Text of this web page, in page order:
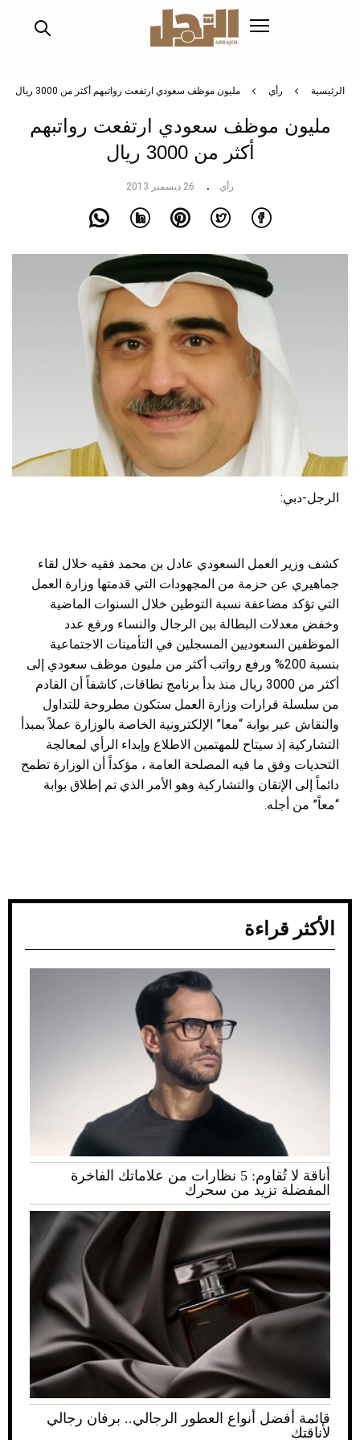
الرئيسية رأي مليون موظف سعودي ارتفعت رواتبهم أكثر من 3000 ريال
مليون موظف سعودي ارتفعت رواتبهم
أكثر من 3000 ريال
رأي 26 ديسمبر 2013
الرجل-دبي:
كشف وزير العمل السعودي عادل بن محمد فقيه خلال لقاء
جماهيري عن حزمة من المجهودات التي قدمتها وزارة العمل
التي تؤكد مضاعفة نسبة التوطين خلال السنوات الماضية
وخفض معدلات البطالة بين الرجال والنساء ورفع عدد
الموظفين السعوديين المسجلين في التأمينات الاجتماعية
بنسبة 200% ورفع رواتب أكثر من مليون موظف سعودي إلى
أكثر من 3000 ريال منذ بدأ برنامج نطاقات, كاشفاً أن القادم
من سلسلة قرارات وزارة العمل ستكون مطروحة للتداول
والنقاش عبر بوابة “معا” الإلكترونية الخاصة بالوزارة عملاً بمبدأ
التشاركية إذ سيتاح للمهتمين الاطلاع وإبداء الرأي لمعالجة
التحديات وفق ما فيه المصلحة العامة ، مؤكداً أن الوزارة تطمح
دائماً إلى الإتقان والتشاركية وهو الأمر الذي تم إطلاق بوابة
“معاً” من أجله.
الأكثر قراءة
أناقة لا تُقاوم: 5 نظارات من علاماتك الفاخرة
المفضلة تزيد من سحرك
قائمة أفضل أنواع العطور الرجالي.. برفان رجالي
لأناقتك